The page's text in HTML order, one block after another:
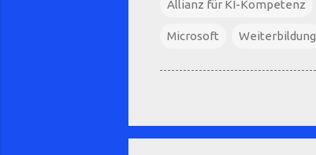
Allianz für KI-Kompetenz
Microsoft Weiterbildung